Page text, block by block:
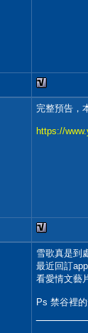
完整預告，
https://
雪歌真是到
最近回訂
看愛情文藝
Ps 禁谷裡